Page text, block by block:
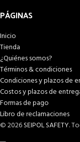
PÁGINAS
Inicio
Tienda
¿Quiénes somos?
Términos & condiciones
Condiciones y plazos de
Costos y plazos de
Formas de pago
Libro de reclamaciones
© 2026SEIPOL SAFETY.